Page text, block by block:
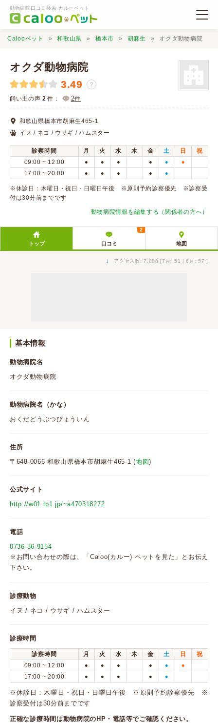
動物病院口コミ検索 カルーペット
動物病院検索
口コミ検索
Calooペットとは？
口コミ投稿
Calooペット 和歌山県 橋本市 胡麻生 オクダ動物病院
オクダ動物病院
3.49 ？
飼い主の声 2 件： 2件
和歌山県橋本市胡麻生465-1
イヌ / ネコ / ウサギ / ハムスター
診察時間 月 火 水 木 金 土 日
祝
09:00 ~ 12:00
● ● ● ● ● ●
17:00 ~ 20:00 ● ● ● ● ●
※休診日：木曜日・祝日・日曜日午後 ※原則予約診察優先 ※診察受
付は30分前までです
動物病院情報を編集する（関係者の方へ）
トップ 口コミ
2
地図
↓ アクセス数: 7,888 [7月: 51 | 6月: 57 ]
基本情報
動物病院名
オクダ動物病院
動物病院名（かな）
おくだどうぶつびょういん
住所
〒648-0066 和歌山県橋本市胡麻生465-1 (地図)
公式サイト
http://w01.tp1.jp/~a470318272
電話
0736-36-9154
※お問い合わせの際は、「Caloo(カルー) ペットを見た」とお伝え
下さい。
診療動物
イヌ / ネコ / ウサギ / ハムスター
診療時間
診察時間 月 火 水 木 金 土 日
祝
09:00 ~ 12:00
● ● ● ● ● ●
17:00 ~ 20:00 ● ● ● ● ●
※休診日：木曜日・祝日・日曜日午後 ※原則予約診察優先 ※
診察受付は30分前までです
正確な診療時間は動物病院のHP・電話等でご確認ください。